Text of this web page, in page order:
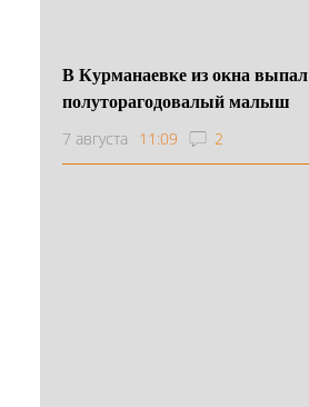
В Курманаевке из окна выпал
полуторагодовалый малыш
7 августа 11:09 2